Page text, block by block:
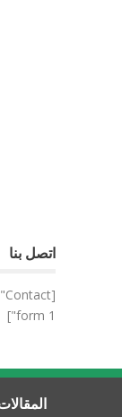
اتصل بنا
form 1"]